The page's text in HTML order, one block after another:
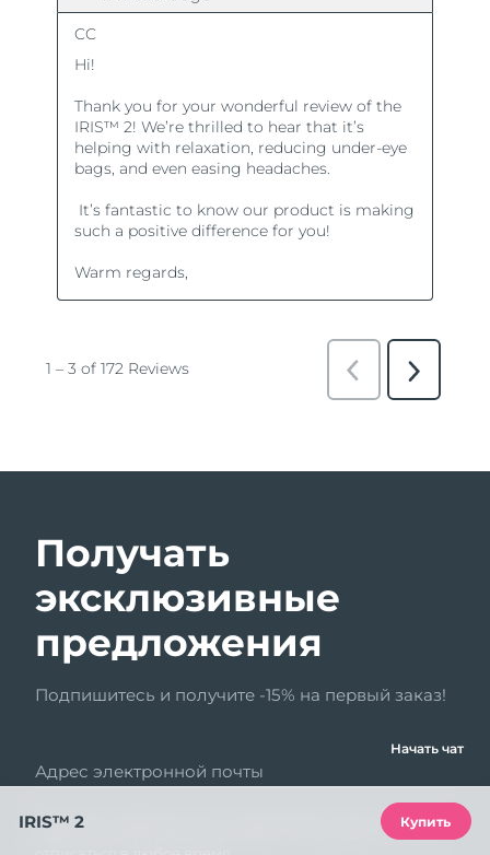
Получать
эксклюзивные
предложения
Подпишитесь и получите -15% на первый заказ!
Адрес электронной почты
Нажимая «Подписаться», я соглашаюсь получать
маркетинговую рассылку FOREO. Я понимаю, что могу
Начать чат
IRIS™ 2 Купить